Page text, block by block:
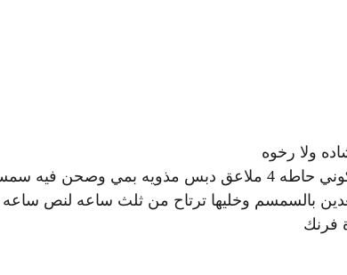
ولا رخوه
بتعجنيهم وبتخليهم يخمرو منيح بتقطعي كور بعدين بتشكلها بتكوني حاطه 4 ملاعق دبس مذويه بمي وصحن
بالسمسم وخليها ترتاح من ثلث ساعه لنص ساعه